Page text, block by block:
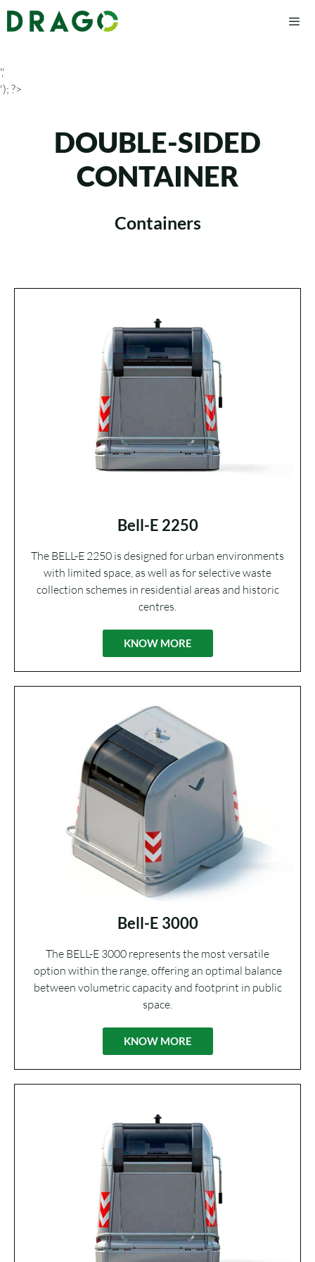
','
'); ?>
DOUBLE-SIDED
CONTAINER
Containers
Bell-E 2250
The BELL-E 2250 is designed for urban environments
with limited space, as well as for selective waste
collection schemes in residential areas and historic
centres.
KNOW MORE
Bell-E 3000
The BELL-E 3000 represents the most versatile
option within the range, offering an optimal balance
between volumetric capacity and footprint in public
space.
KNOW MORE